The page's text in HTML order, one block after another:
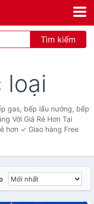
Tìm kiếm
loại
gas, bếp lẩu nướng, bếp
Với Giá Rẻ Hơn Tại
hơn ✓ Giao hàng Free